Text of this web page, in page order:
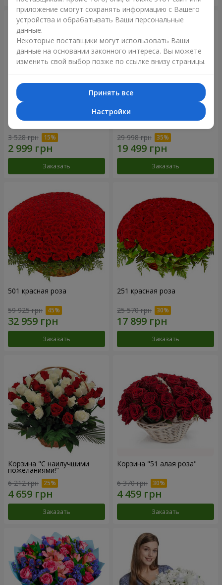
Корзина альстромерий
"Акварель"
3 528 грн
Заказать
301 красная роза
29 998 грн
Заказать
501 красная роза
59 925 грн
Заказать
251 красная роза
25 570 грн
Заказать
Корзина "С наилучшими
пожеланиями!"
6 212 грн
Заказать
Корзина "51 алая роза"
6 370 грн
Заказать
приложение смогут сохранять информацию с Вашего
устройства и обрабатывать Ваши персональные
данные.
Некоторые поставщики могут использовать Ваши
данные на основании законного интереса. Вы можете
изменить свой выбор позже по ссылке внизу страницы.
Принять все
Настройки